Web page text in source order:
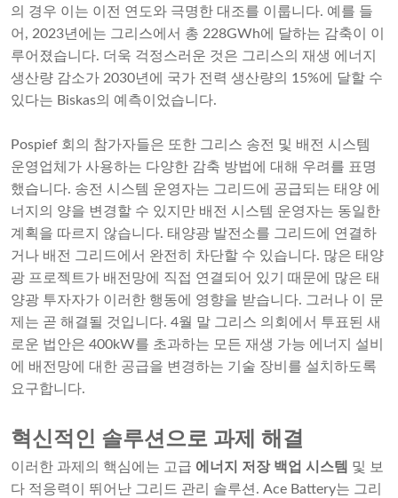
의 경우 이는 이전 연도와 극명한 대조를 이룹니다. 예를 들
어, 2023년에는 그리스에서 총 228GWh에 달하는 감축이 이
루어졌습니다. 더욱 걱정스러운 것은 그리스의 재생 에너지
생산량 감소가 2030년에 국가 전력 생산량의 15%에 달할 수
있다는 Biskas의 예측이었습니다.
Pospief 회의 참가자들은 또한 그리스 송전 및 배전 시스템
운영업체가 사용하는 다양한 감축 방법에 대해 우려를 표명
했습니다. 송전 시스템 운영자는 그리드에 공급되는 태양 에
너지의 양을 변경할 수 있지만 배전 시스템 운영자는 동일한
계획을 따르지 않습니다. 태양광 발전소를 그리드에 연결하
거나 배전 그리드에서 완전히 차단할 수 있습니다. 많은 태양
광 프로젝트가 배전망에 직접 연결되어 있기 때문에 많은 태
양광 투자자가 이러한 행동에 영향을 받습니다. 그러나 이 문
제는 곧 해결될 것입니다. 4월 말 그리스 의회에서 투표된 새
로운 법안은 400kW를 초과하는 모든 재생 가능 에너지 설비
에 배전망에 대한 공급을 변경하는 기술 장비를 설치하도록
요구합니다.
혁신적인 솔루션으로 과제 해결
이러한 과제의 핵심에는 고급 에너지 저장 백업 시스템 및 보
다 적응력이 뛰어난 그리드 관리 솔루션. Ace Battery는 그리